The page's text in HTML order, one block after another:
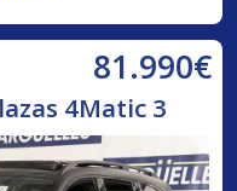
81.990€
4Matic 3